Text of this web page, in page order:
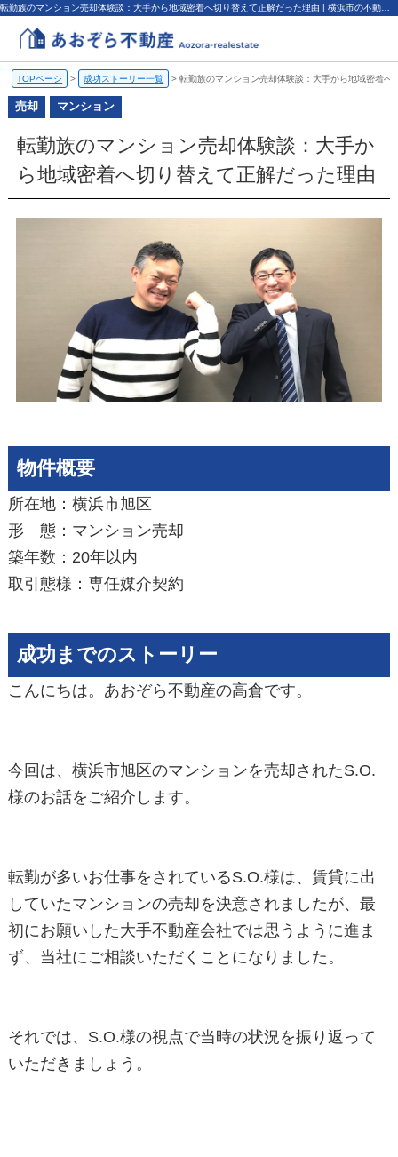
TOPページ > 成功ストーリー一覧 > 転勤族のマンション売却体験談：大手から地域密着へ
売却 マンション
転勤族のマンション売却体験談：大手か
ら地域密着へ切り替えて正解だった理由
物件概要
所在地：横浜市旭区
形 態：マンション売却
築年数：20年以内
取引態様：専任媒介契約
成功までのストーリー
こんにちは。あおぞら不動産の高倉です。
今回は、横浜市旭区のマンションを売却されたS.O.
様のお話をご紹介します。
転勤が多いお仕事をされているS.O.様は、賃貸に出
していたマンションの売却を決意されましたが、最
初にお願いした大手不動産会社では思うように進ま
ず、当社にご相談いただくことになりました。
それでは、S.O.様の視点で当時の状況を振り返って
いただきましょう。